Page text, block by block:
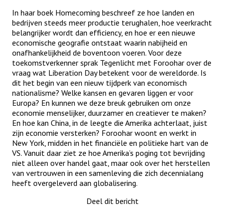
In haar boek Homecoming beschreef ze hoe landen en
bedrijven steeds meer productie terughalen, hoe veerkracht
belangrijker wordt dan efficiency, en hoe er een nieuwe
economische geografie ontstaat waarin nabijheid en
onafhankelijkheid de boventoon voeren. Voor deze
toekomstverkenner sprak Tegenlicht met Foroohar over de
vraag wat Liberation Day betekent voor de wereldorde. Is
dit het begin van een nieuw tijdperk van economisch
nationalisme? Welke kansen en gevaren liggen er voor
Europa? En kunnen we deze breuk gebruiken om onze
economie menselijker, duurzamer en creatiever te maken?
En hoe kan China, in de leegte die Amerika achterlaat, juist
zijn economie versterken? Foroohar woont en werkt in
New York, midden in het financiële en politieke hart van de
VS. Vanuit daar ziet ze hoe Amerika’s poging tot bevrijding
niet alleen over handel gaat, maar ook over het herstellen
van vertrouwen in een samenleving die zich decennialang
heeft overgeleverd aan globalisering.
Deel dit bericht